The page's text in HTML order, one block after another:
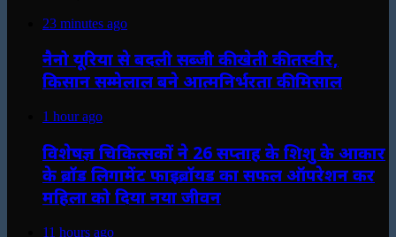
23 minutes ago
नैनो यूरिया से बदली सब्जी की खेती की तस्वीर,
किसान सम्मेलाल बने आत्मनिर्भरता की मिसाल
1 hour ago
विशेषज्ञ चिकित्सकों ने 26 सप्ताह के शिशु के आकार
के ब्रॉड लिगामेंट फाइब्रॉयड का सफल ऑपरेशन कर
महिला को दिया नया जीवन
11 hours ago